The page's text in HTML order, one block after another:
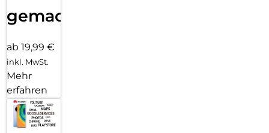
gemacht!
ab 19,99 €
inkl. MwSt.
Mehr
erfahren